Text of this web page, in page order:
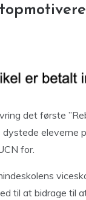
det første
dystede eleverne
for.
til at bidrage til